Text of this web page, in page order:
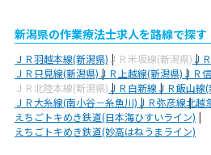
新潟県の作業療法士求人を路線で探す
ＪＲ羽越本線(新潟県) ＪＲ米坂線(新潟県)Ｊ
ＪＲ只見線(新潟県)ＪＲ上越線(新潟県)ＪＲ
ＪＲ北陸本線(新潟県)ＪＲ白新線ＪＲ飯山線
ＪＲ大糸線(南小谷－糸魚川)ＪＲ弥彦線北越
えちごトキめき鉄道(日本海ひすいライン)
えちごトキめき鉄道(妙高はねうまライン)